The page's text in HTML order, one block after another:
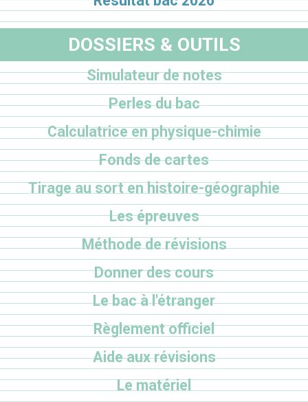
DOSSIERS & OUTILS
Simulateur de notes
Perles du bac
Calculatrice en physique-chimie
Fonds de cartes
Tirage au sort en histoire-géographie
Les épreuves
Méthode de révisions
Donner des cours
Le bac à l'étranger
Règlement officiel
Aide aux révisions
Le matériel